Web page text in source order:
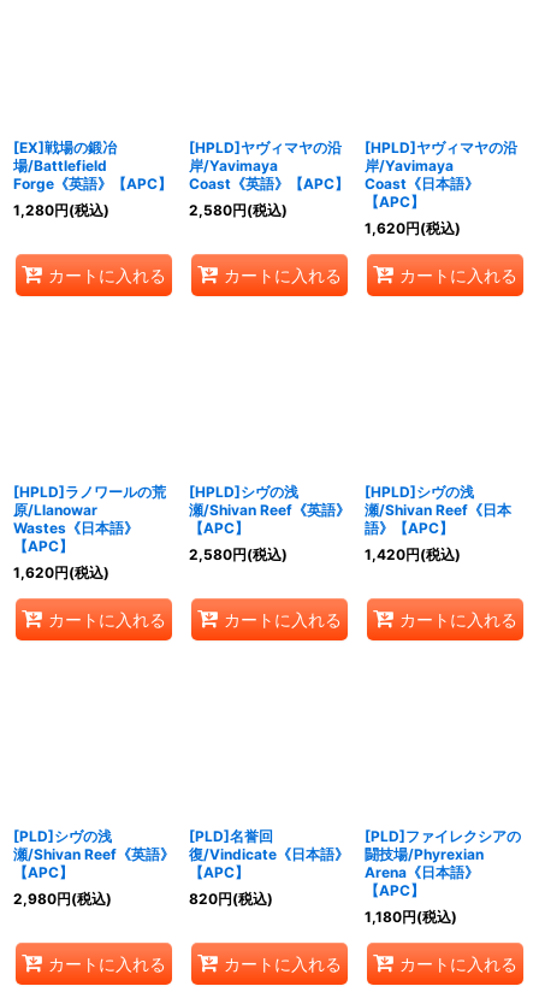
[EX]戦場の鍛冶
場/Battlefield
Forge《英語》【APC】
1,280円(税込)
カートに入れる
[HPLD]ヤヴィマヤの沿
岸/Yavimaya
Coast《英語》【APC】
2,580円(税込)
カートに入れる
[HPLD]ヤヴィマヤの沿
岸/Yavimaya
Coast《日本語》
【APC】
1,620円(税込)
カートに入れる
[HPLD]ラノワールの荒
原/Llanowar
Wastes《日本語》
【APC】
1,620円(税込)
カートに入れる
[HPLD]シヴの浅
瀬/Shivan Reef《英語》
【APC】
2,580円(税込)
カートに入れる
[HPLD]シヴの浅
瀬/Shivan Reef《日本
語》【APC】
1,420円(税込)
カートに入れる
[PLD]シヴの浅
瀬/Shivan Reef《英語》
【APC】
2,980円(税込)
カートに入れる
[PLD]名誉回
復/Vindicate《日本語》
【APC】
820円(税込)
カートに入れる
[PLD]ファイレクシアの
闘技場/Phyrexian
Arena《日本語》
【APC】
1,180円(税込)
カートに入れる